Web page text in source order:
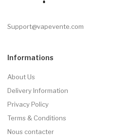
Support@vapevente.com
Informations
About Us
Delivery Information
Privacy Policy
Terms & Conditions
Nous contacter